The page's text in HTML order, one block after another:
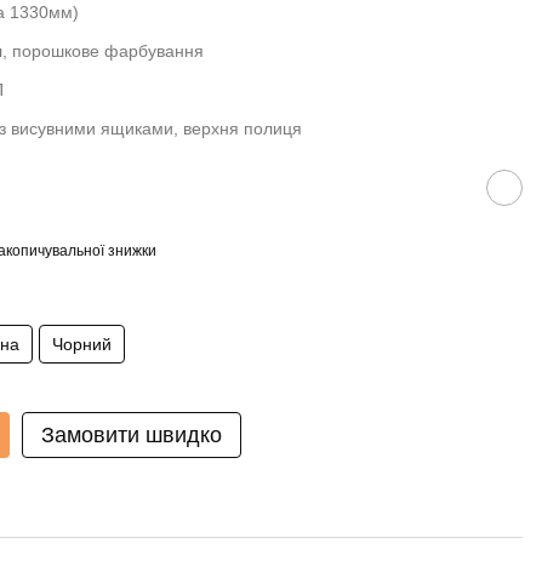
1330мм)
порошкове фарбування
з висувними ящиками, верхня полиця
знижки
Чорний
Замовити швидко